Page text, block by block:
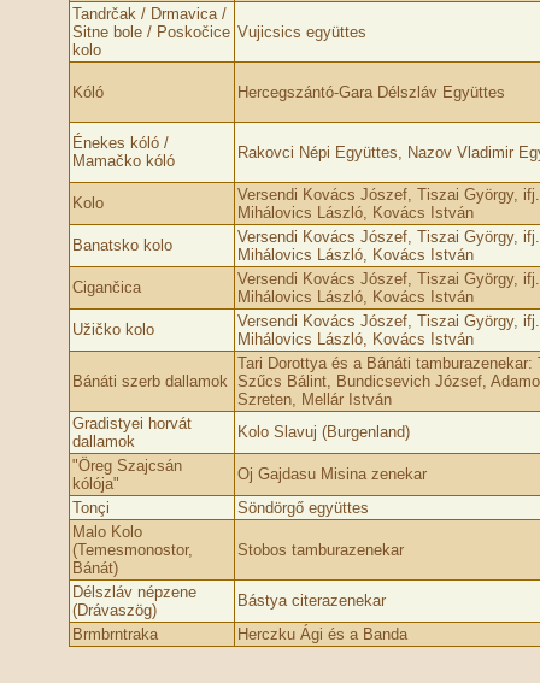
Tandrčak / Drmavica /
Sitne bole / Poskočice
kolo
Vujicsics együttes
Kóló Hercegszántó-Gara Délszláv Együttes
Énekes kóló /
Mamačko kóló
Rakovci Népi Együttes, Nazov Vladimir
Kolo
Versendi Kovács Jószef, Tiszai György,
Mihálovics László, Kovács István
Banatsko kolo
Versendi Kovács Jószef, Tiszai György,
Mihálovics László, Kovács István
Cigančica
Versendi Kovács Jószef, Tiszai György,
Mihálovics László, Kovács István
Užičko kolo
Versendi Kovács Jószef, Tiszai György,
Mihálovics László, Kovács István
Bánáti szerb dallamok
Tari Dorottya és a Bánáti tamburazenekar:
Szűcs Bálint, Bundicsevich József,
Szreten, Mellár István
Gradistyei horvát
dallamok
Kolo Slavuj (Burgenland)
"Öreg Szajcsán
kólója"
Oj Gajdasu Misina zenekar
Tonçi
Söndörgő együttes
Malo Kolo
(Temesmonostor,
Bánát)
Stobos tamburazenekar
Délszláv népzene
(Drávaszög)
Bástya citerazenekar
Brmbrntraka
Herczku Ági és a Banda